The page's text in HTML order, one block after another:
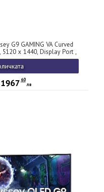
G9 GAMING VA Curved
5120 x 1440, Display Port ,
+ Logitech G102 Mouse,
Buttons, Black
1967 60
лв